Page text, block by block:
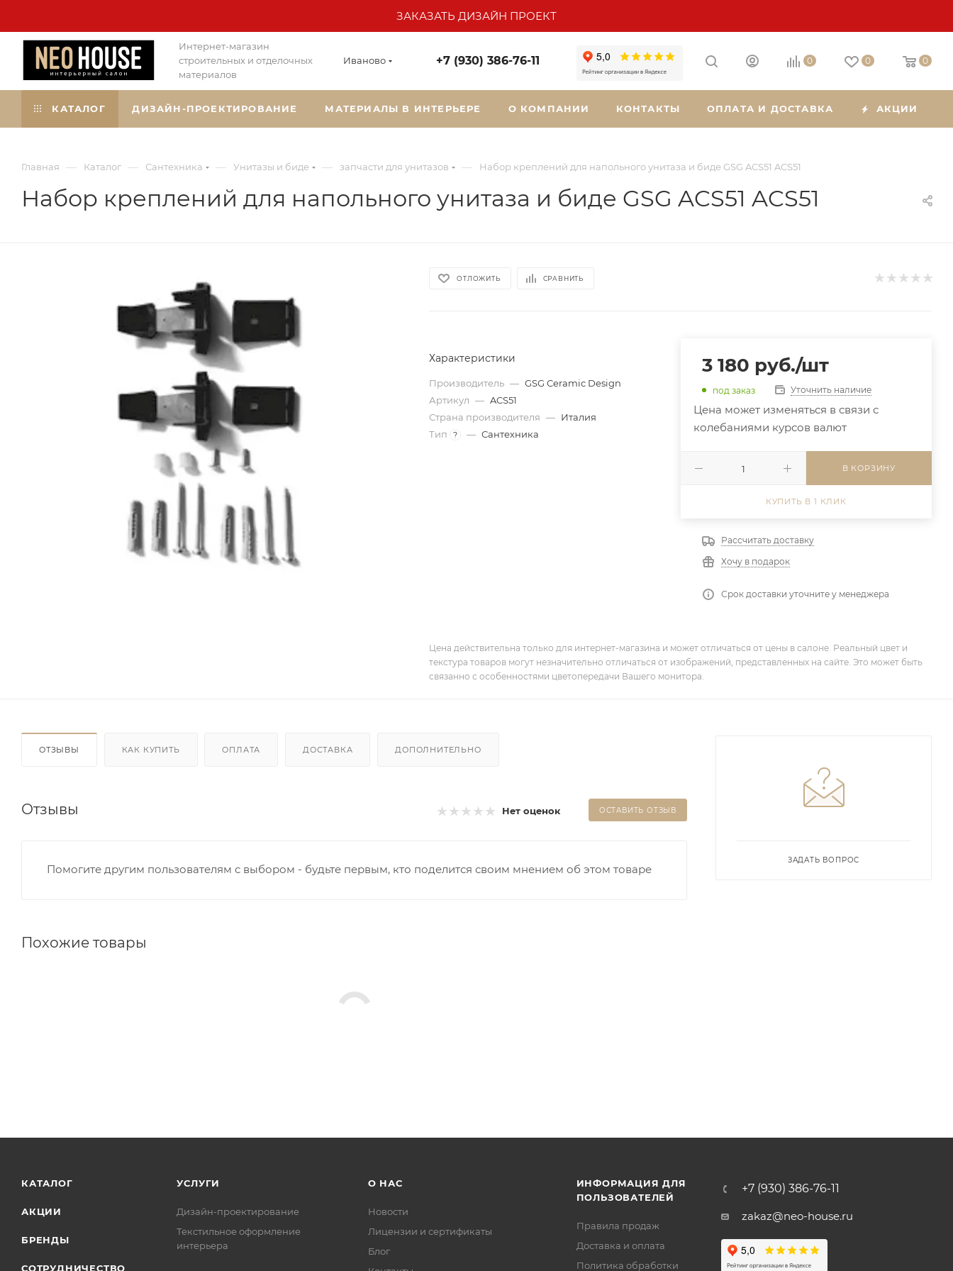
ЗАКАЗАТЬ ДИЗАЙН ПРОЕКТ
Интернет-магазин
строительных и отделочных
материалов
Иваново +7 (930) 386-76-11 0 0 0
КАТАЛОГ ДИЗАЙН-ПРОЕКТИРОВАНИЕ МАТЕРИАЛЫ В ИНТЕРЬЕРЕ О КОМПАНИИ КОНТАКТЫ ОПЛАТА И ДОСТАВКА АКЦИИ
Главная — Каталог — Сантехника — Унитазы и биде — запчасти для унитазов — Набор креплений для напольного унитаза и биде GSG ACS51 ACS51
Набор креплений для напольного унитаза и биде GSG ACS51 ACS51
ОТЛОЖИТЬ СРАВНИТЬ
Характеристики
Производитель — GSG Ceramic Design
Артикул — ACS51
Страна производителя — Италия
Тип
? — Сантехника
3 180 руб./шт
под заказ Уточнить наличие
Цена может изменяться в связи с
колебаниями курсов валют
В КОРЗИНУ
КУПИТЬ В 1 КЛИК
Рассчитать доставку
Хочу в подарок
Срок доставки уточните у менеджера
Цена действительна только для интернет-магазина и может отличаться от цены в салоне. Реальный цвет и
текстура товаров могут незначительно отличаться от изображений, представленных на сайте. Это может быть
связанно с особенностями цветопередачи Вашего монитора.
ОТЗЫВЫ КАК КУПИТЬ ОПЛАТА ДОСТАВКА ДОПОЛНИТЕЛЬНО
Отзывы Нет оценок ОСТАВИТЬ ОТЗЫВ
Помогите другим пользователям с выбором - будьте первым, кто поделится своим мнением об этом товаре
Похожие товары
ЗАДАТЬ ВОПРОС
КАТАЛОГ
АКЦИИ
БРЕНДЫ
СОТРУДНИЧЕСТВО
УСЛУГИ
Дизайн-проектирование
Текстильное оформление
интерьера
О НАС
Новости
Лицензии и сертификаты
Блог
ИНФОРМАЦИЯ ДЛЯ
ПОЛЬЗОВАТЕЛЕЙ
Правила продаж
Доставка и оплата
Политика обработки
+7 (930) 386-76-11
zakaz@neo-house.ru